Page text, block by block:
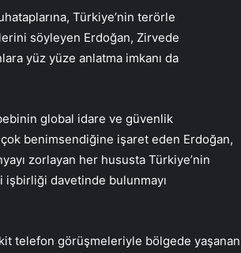
Türkiye’nin terörle
söyleyen Erdoğan, Zirvede
yüz yüze anlatma imkanı da
global idare ve güvenlik
benimsendiğine işaret eden Erdoğan,
zorlayan her hususta Türkiye’nin
işbirliği davetinde bulunmayı
telefon görüşmeleriyle bölgede yaşanan